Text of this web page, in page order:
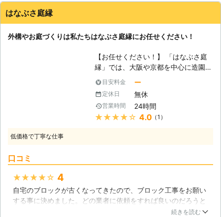
ク工事をしてほしい」 このようなご
要望がありましたら、大阪優樹工業ま
でご連絡ください。 当社は大阪府を
中心に活動しておりますので、ブロッ
ク塀をお考えの方に対応しています。
●ブロック塀工事ならDIYではく当店
にお任せください！ お客様の中には
ブロック工事をDIYでおこなおうとす
る方もいるかと思います。 しかし安
さい。 ブロック塀は道路や隣の家と
すよね。建築基準法違反の十分な強度
がないものだと、ぶつかった衝撃や地
震の影響で倒壊してしまうおそれがあ
はなぶさ庭縁
外構やお庭づくりは私たちはなぶさ庭縁にお任せください！
【お任せください！】 「はなぶさ庭
縁」では、大阪や京都を中心に造園や
外構・エクステリアなどの施工を行っ
ております。住宅の一部としても欠か
せないブロック塀などの外構。他の住
宅と違ったデザインにすることでより
住まいを印象的に見せることが出来る
ご要望を素早くお聞きし、住宅の外観
に合った施工をさせて頂きます。ま
た、造園工事も得意ですので、レンガ
目安料金 ー
定休日 無休
営業時間 24時間
★★★★★ 4.0（1）
低価格で丁寧な仕事
口コミ
★★★★★ 4
自宅のブロックが古くなってきたので、ブロック工事をお願い
する事に決めました。どの業者に依頼をすれば良いのだろうと
思い、インターネットで情報を探しました。無事に工事をして
続きを読む